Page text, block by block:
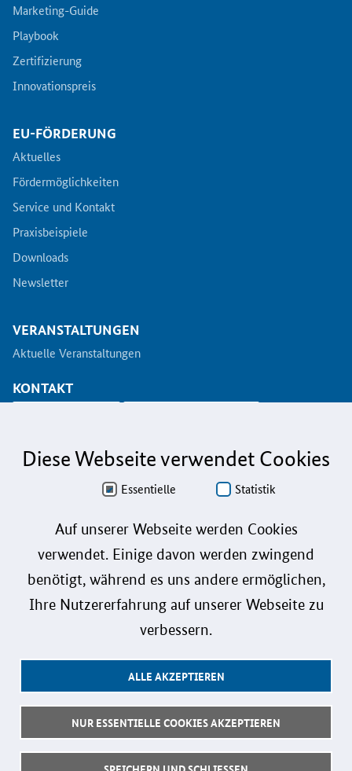
Marketing-Guide
Playbook
Zertifizierung
Innovationspreis
EU-FÖRDERUNG
Aktuelles
Fördermöglichkeiten
Service und Kontakt
Praxisbeispiele
Downloads
Newsletter
VERANSTALTUNGEN
Aktuelle Veranstaltungen
KONTAKT
Aus Gründen der besseren Lesbarkeit wird auf die gleichzeitige Verwendung der
Personenbezeichnungen gelten gleichermaßen für alle Geschlechter.
Datenschutz
Barrierefreiheit
Gebärdensprache
Follow us:
Diese Webseite verwendet Cookies
Essentielle Statistik
Auf unserer Webseite werden Cookies
verwendet. Einige davon werden zwingend
benötigt, während es uns andere ermöglichen,
Ihre Nutzererfahrung auf unserer Webseite zu
verbessern.
ALLE AKZEPTIEREN
NUR ESSENTIELLE COOKIES AKZEPTIEREN